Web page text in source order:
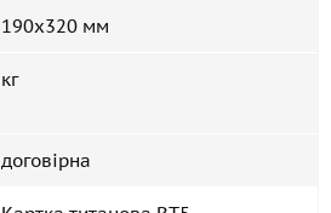
190x320 мм
кг
договірна